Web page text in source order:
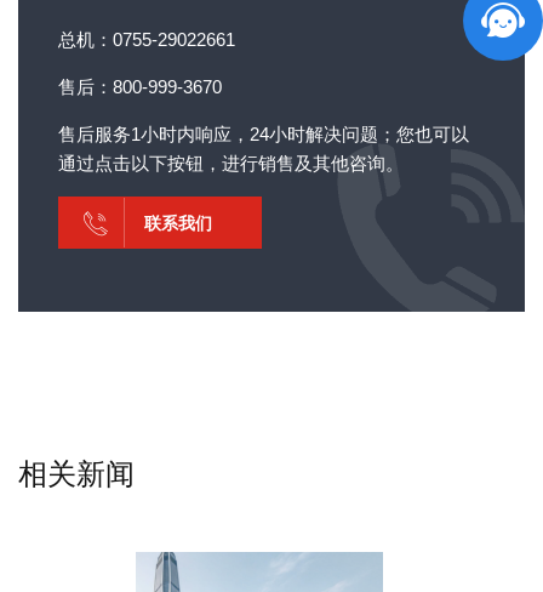
总机：0755-29022661
售后：800-999-3670
售后服务1小时内响应，24小时解决问题；您也可以
通过点击以下按钮，进行销售及其他咨询。
联系我们
相关新闻